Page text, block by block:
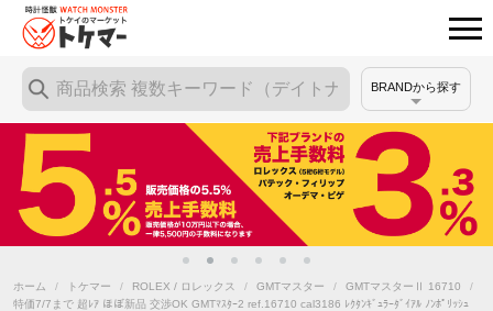
BRANDから探す
ホーム / トケマー / ROLEX / ロレックス / GMTマスター / GMTマスターⅡ 16710
/
特価7/7まで 超ﾚｱ ほぼ新品 交渉OK GMTﾏｽﾀｰ2 ref.16710 cal3186 ﾚｸﾀﾝｷﾞｭﾗｰﾀﾞｲｱﾙ ﾉﾝﾎﾟﾘｯｼｭ